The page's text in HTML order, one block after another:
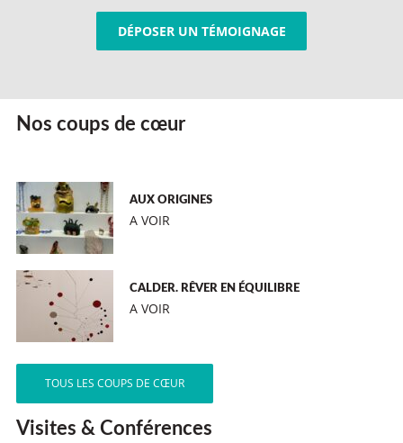
DÉPOSER UN TÉMOIGNAGE
Nos coups de cœur
AUX ORIGINES
A VOIR
CALDER. RÊVER EN ÉQUILIBRE
A VOIR
TOUS LES COUPS DE CŒUR
Visites & Conférences